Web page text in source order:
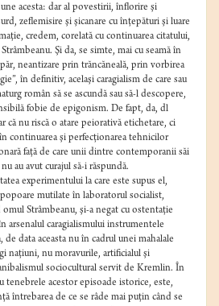
acesta: dar al povestirii, înflorire şi
zeflemisire şi şicanare cu înţepături şi luare
credem, corelată cu continuarea citatului,
Şi da, se simte, mai cu seamă în
neantizare prin trăncăneală, prin vorbirea
în definitiv, acelaşi caragialism de care sau
român să se ascundă sau să-l descopere,
fobie de epigonism. De fapt, da, dl
că nu riscă o atare peiorativă etichetare, ci
continuarea şi perfecţionarea tehnicilor
faţă de care unii dintre contemporanii săi
au avut curajul să-i răspundă.
experimentului la care este supus el,
mutilate în laboratorul socialist,
Strâmbeanu, şi-a negat cu ostentaţie
arsenalul caragialismului instrumentele
data aceasta nu în cadrul unei mahalale
naţiuni, nu moravurile, artificialul şi
sociocultural servit de Kremlin. În
tenebrele acestor episoade istorice, este,
întrebarea de ce se râde mai puţin când se